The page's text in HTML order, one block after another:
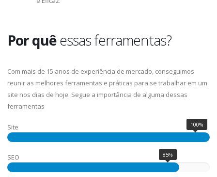
Por quêessas ferramentas?
Com mais de 15 anos de experiência de mercado, conseguimos
reunir as melhores ferramentas e práticas para se trabalhar em um
site nos dias de hoje. Segue a importância de alguma dessas
ferramentas
Site 100%
SEO 85%